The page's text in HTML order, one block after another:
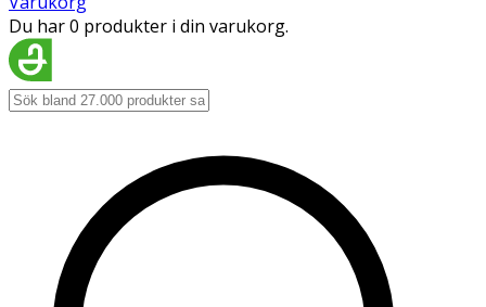
Du har 0 produkter i din varukorg.